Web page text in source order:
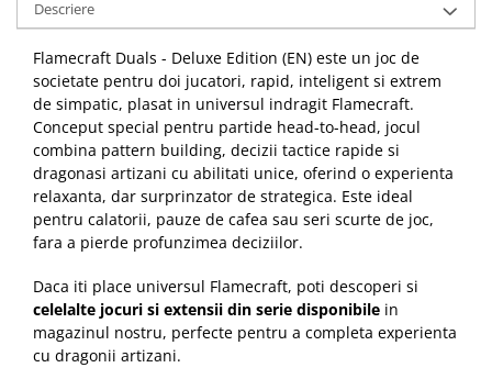
Descriere
Flamecraft Duals - Deluxe Edition (EN) este un joc de
societate pentru doi jucatori, rapid, inteligent si extrem
de simpatic, plasat in universul indragit Flamecraft.
Conceput special pentru partide head-to-head, jocul
combina pattern building, decizii tactice rapide si
dragonasi artizani cu abilitati unice, oferind o experienta
relaxanta, dar surprinzator de strategica. Este ideal
pentru calatorii, pauze de cafea sau seri scurte de joc,
fara a pierde profunzimea deciziilor.
Daca iti place universul Flamecraft, poti descoperi si
celelalte jocuri si extensii din serie disponibile in
magazinul nostru, perfecte pentru a completa experienta
cu dragonii artizani.